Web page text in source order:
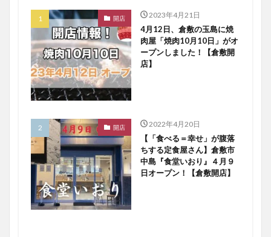
開店 2023年4月21日
4月12日、倉敷の玉島に焼
肉屋「焼肉10月10日」がオ
ープンしました！【倉敷開
店】
開店 2022年4月20日
【「食べる＝幸せ」が腹落
ちする定食屋さん】倉敷市
中島『食堂いおり』４月９
日オープン！【倉敷開店】